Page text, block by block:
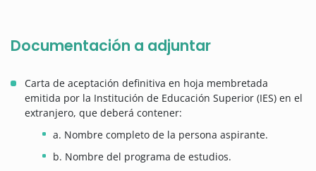
Documentación a adjuntar
Carta de aceptación definitiva en hoja membretada
emitida por la Institución de Educación Superior (IES) en el
extranjero, que deberá contener:
a. Nombre completo de la persona aspirante.
b. Nombre del programa de estudios.